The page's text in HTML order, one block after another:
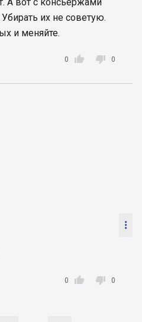
А вот с консьержами
их не советую.
и меняйте.

0  0


0  0